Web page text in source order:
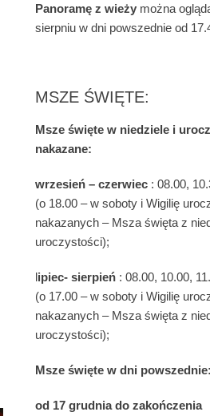
Panoramę z wieży można
sierpniu w dni powszednie od
MSZE ŚWIĘTE:
Msze święte w niedziele i
nakazane:
wrzesień – czerwiec : 08.00,
(o 18.00 – w soboty i Wigilię
nakazanych – Msza święta z
uroczystości);
lipiec- sierpień : 08.00, 10.00,
(o 17.00 – w soboty i Wigilię
nakazanych – Msza święta z
uroczystości);
Msze święte w dni powszednie:
od 17 grudniado zakończenia